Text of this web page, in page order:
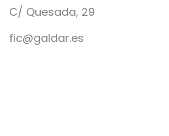
C/ Quesada, 29
fic@galdar.es